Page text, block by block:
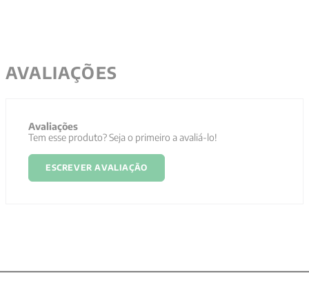
AVALIAÇÕES
Avaliações
Tem esse produto? Seja o primeiro a avaliá-lo!
ESCREVER AVALIAÇÃO